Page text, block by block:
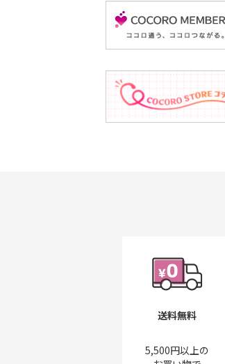
送料無料
5,500円以上の